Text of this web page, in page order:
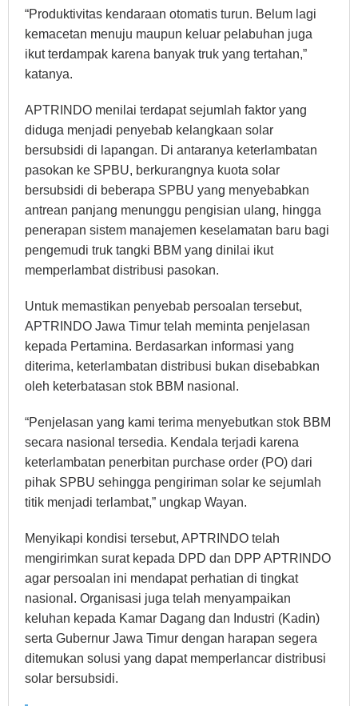
“Produktivitas kendaraan otomatis turun. Belum lagi
kemacetan menuju maupun keluar pelabuhan juga
ikut terdampak karena banyak truk yang tertahan,”
katanya.
APTRINDO menilai terdapat sejumlah faktor yang
diduga menjadi penyebab kelangkaan solar
bersubsidi di lapangan. Di antaranya keterlambatan
pasokan ke SPBU, berkurangnya kuota solar
bersubsidi di beberapa SPBU yang menyebabkan
antrean panjang menunggu pengisian ulang, hingga
penerapan sistem manajemen keselamatan baru bagi
pengemudi truk tangki BBM yang dinilai ikut
memperlambat distribusi pasokan.
Untuk memastikan penyebab persoalan tersebut,
APTRINDO Jawa Timur telah meminta penjelasan
kepada Pertamina. Berdasarkan informasi yang
diterima, keterlambatan distribusi bukan disebabkan
oleh keterbatasan stok BBM nasional.
“Penjelasan yang kami terima menyebutkan stok BBM
secara nasional tersedia. Kendala terjadi karena
keterlambatan penerbitan purchase order (PO) dari
pihak SPBU sehingga pengiriman solar ke sejumlah
titik menjadi terlambat,” ungkap Wayan.
Menyikapi kondisi tersebut, APTRINDO telah
mengirimkan surat kepada DPD dan DPP APTRINDO
agar persoalan ini mendapat perhatian di tingkat
nasional. Organisasi juga telah menyampaikan
keluhan kepada Kamar Dagang dan Industri (Kadin)
serta Gubernur Jawa Timur dengan harapan segera
ditemukan solusi yang dapat memperlancar distribusi
solar bersubsidi.